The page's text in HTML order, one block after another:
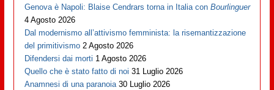
Genova è Napoli: Blaise Cendrars torna in Italia conBourlinguer
4 Agosto 2026
Dal modernismo all’attivismo femminista: la risemantizzazione
del primitivismo 2 Agosto 2026
Difendersi dai morti 1 Agosto 2026
Quello che è stato fatto di noi 31 Luglio 2026
Anamnesi di una paranoia 30 Luglio 2026